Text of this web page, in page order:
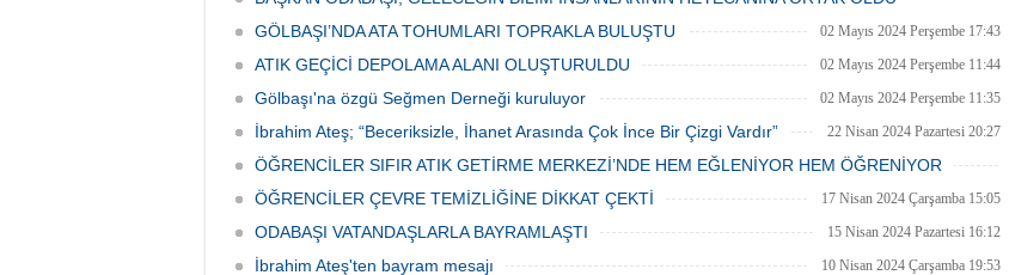
06 Mayıs 2024 Pazartesi 15:31
GÖLBAŞI’NDA ATA TOHUMLARI TOPRAKLA BULUŞTU 02 Mayıs 2024 Perşembe 17:43
ATIK GEÇİCİ DEPOLAMA ALANI OLUŞTURULDU 02 Mayıs 2024 Perşembe 11:44
Gölbaşı'na özgü Seğmen Derneği kuruluyor 02 Mayıs 2024 Perşembe 11:35
İbrahim Ateş; “Beceriksizle, İhanet Arasında Çok İnce Bir Çizgi Vardır” 22 Nisan 2024 Pazartesi 20:27
ÖĞRENCİLER SIFIR ATIK GETİRME MERKEZİ’NDE HEM EĞLENİYOR HEM ÖĞRENİYOR
20 Nisan 2024 Cumartesi 15:26
ÖĞRENCİLER ÇEVRE TEMİZLİĞİNE DİKKAT ÇEKTİ 17 Nisan 2024 Çarşamba 15:05
ODABAŞI VATANDAŞLARLA BAYRAMLAŞTI 15 Nisan 2024 Pazartesi 16:12
İbrahim Ateş'ten bayram mesajı 10 Nisan 2024 Çarşamba 19:53